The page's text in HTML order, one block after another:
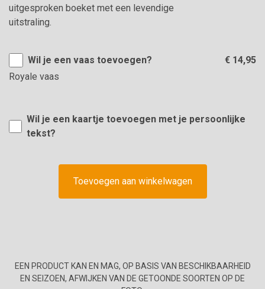
uitgesproken boeket met een levendige
uitstraling.
Wil je een vaas toevoegen?
Royale vaas
€ 14,95
Wil je een kaartje toevoegen met je persoonlijke
tekst?
Toevoegen aan winkelwagen
EEN PRODUCT KAN EN MAG, OP BASIS VAN BESCHIKBAARHEID
EN SEIZOEN, AFWIJKEN VAN DE GETOONDE SOORTEN OP DE